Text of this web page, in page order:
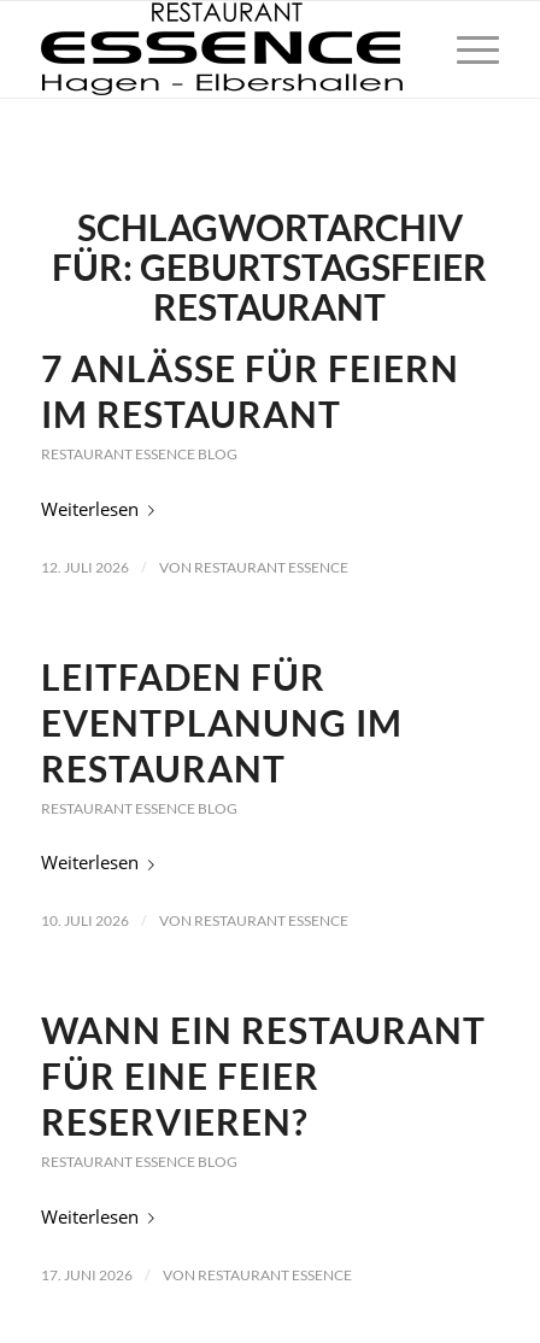
SCHLAGWORTARCHIV
FÜR: GEBURTSTAGSFEIER
RESTAURANT
7 ANLÄSSE FÜR FEIERN
IM RESTAURANT
RESTAURANT ESSENCE BLOG
Weiterlesen
12. JULI 2026 / VON RESTAURANT ESSENCE
LEITFADEN FÜR
EVENTPLANUNG IM
RESTAURANT
RESTAURANT ESSENCE BLOG
Weiterlesen
10. JULI 2026 / VON RESTAURANT ESSENCE
WANN EIN RESTAURANT
FÜR EINE FEIER
RESERVIEREN?
RESTAURANT ESSENCE BLOG
Weiterlesen
17. JUNI 2026 / VON RESTAURANT ESSENCE